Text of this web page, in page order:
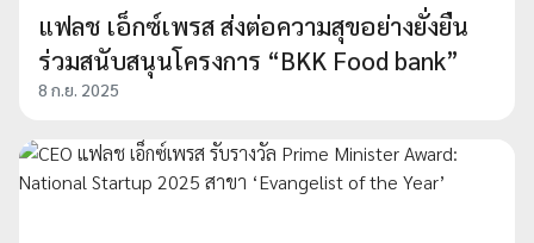
แฟลช เอ็กซ์เพรส ส่งต่อความสุขอย่างยั่งยืน
ร่วมสนับสนุนโครงการ “BKK Food bank”
8 ก.ย. 2025